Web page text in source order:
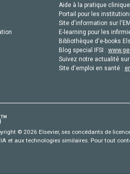
Aide à la pratique
Portail pour les
Site d'information sur
E-learning pour les
Bibliothèque d'e-books
Blog special IFSI :
Suivez notre actualité
Site d'emploi en santé :
© 2026 Elsevier, ses concédants de
et aux technologies similaires. Pour tout